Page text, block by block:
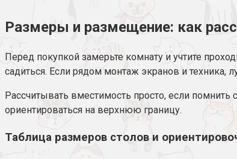
Размеры и размещение: как
Перед покупкой замерьте комнату и учтите
садиться. Если рядом монтаж экранов и техника,
Рассчитывать вместимость просто, если помнить
ориентироваться на верхнюю границу.
Таблица размеров столов и